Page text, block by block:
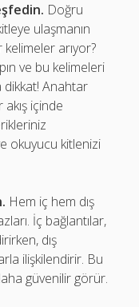
Doğru
ulaşmanın
arıyor?
ve bu kelimeleri
dikkat! Anahtar
içinde
okuyucu kitlenizi
Hem iç hem dış
İç bağlantılar,
dış
ilişkilendirir. Bu
güvenilir görür.